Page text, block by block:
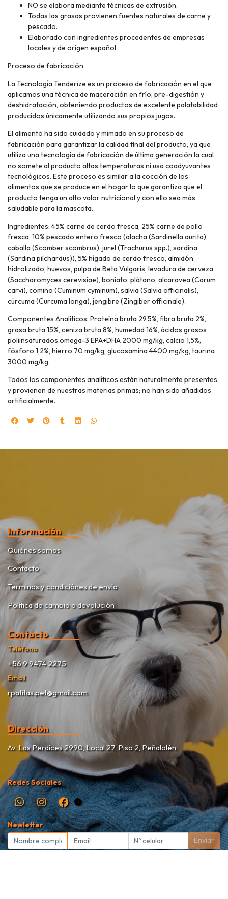
NO se elabora mediante técnicas de extrusión.
Todas las grasas provienen fuentes naturales de carne y
pescado.
Elaborado con ingredientes procedentes de empresas
locales y de origen español.
Proceso de fabricación
La Tecnología Tenderize es un proceso de fabricación en el que
aplicamos una técnica de maceración en frío, pre-digestión y
deshidratación, obteniendo productos de excelente palatabilidad
producidos únicamente utilizando sus propios jugos.
El alimento ha sido cuidado y mimado en su proceso de
fabricación para garantizar la calidad final del producto, ya que
utiliza una tecnología de fabricación de última generación la cual
no somete al producto altas temperaturas ni usa coadyuvantes
tecnológicos. Este proceso es similar a la cocción de los
alimentos que se produce en el hogar lo que garantiza que el
producto tenga un alto valor nutricional y con ello sea más
saludable para la mascota.
Ingredientes: 45% carne de cerdo fresca, 25% carne de pollo
fresca, 10% pescado entero fresco (alacha (Sardinella aurita),
caballa (Scomber scombrus), jurel (Trachurus spp.), sardina
(Sardina pilchardus)), 5% hígado de cerdo fresco, almidón
hidrolizado, huevos, pulpa de Beta Vulgaris, levadura de cerveza
(Saccharomyces cerevisiae), boniato, plátano, alcaravea (Carum
carvi), comino (Cuminum cyminum), salvia (Salvia officinalis),
cúrcuma (Curcuma longa), jengibre (Zingiber officinale).
Componentes Analíticos: Proteína bruta 29,5%, fibra bruta 2%,
grasa bruta 15%, ceniza bruta 8%, humedad 16%, ácidos grasos
poliinsaturados omega-3 EPA+DHA 2000 mg/kg, calcio 1,5%,
fósforo 1,2%, hierro 70 mg/kg, glucosamina 4400 mg/kg, taurina
3000 mg/kg.
Todos los componentes analíticos están naturalmente presentes
y provienen de nuestras materias primas; no han sido añadidos
artificialmente.
Información
Quiénes somos
Contacto
Terminos y condiciónes de envío
Política de cambio o devolución
Contacto
Teléfono
+56 9 9474 2275
Email
rpatitas.pet@gmail.com
Dirección
Av. Las Perdices 2990, Local 27, Piso 2, Peñalolén.
Redes Sociales
Newletter
Enviar